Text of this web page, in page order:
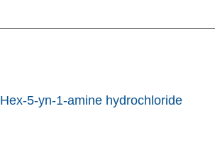
Hex-5-yn-1-amine hydrochloride